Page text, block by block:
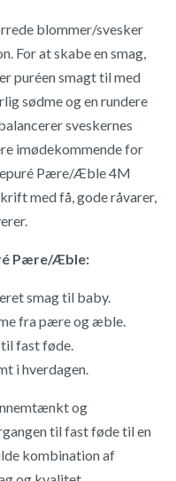
blommer/svesker
For at skabe en smag,
puréen smagt til med
sødme og en rundere
sveskernes
imødekommende for
Pære/Æble 4M
med få, gode råvarer,
Pære/Æble:
smag til baby.
fra pære og æble.
fast føde.
i hverdagen.
og
til fast føde til en
kombination af